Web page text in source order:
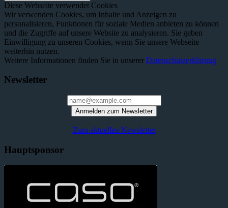
Diese Webseite verwendet Cookies
Wir verwenden Cookies, um Inhalte und Anzeigen zu
personalisieren, Funktionen für soziale Medien anbieten zu können
und die Zugriffe auf unsere Website zu analysieren. Sie geben
Einwilligung zu unseren Cookies, wenn Sie unsere Webseite
weiterhin nutzen.
Weitere Informationen finden Sie in unserer Datenschutzerklärung
Newsletter
Anmelden zum Newsletter
Zum aktuellen Newsletter
Hauptsponsor